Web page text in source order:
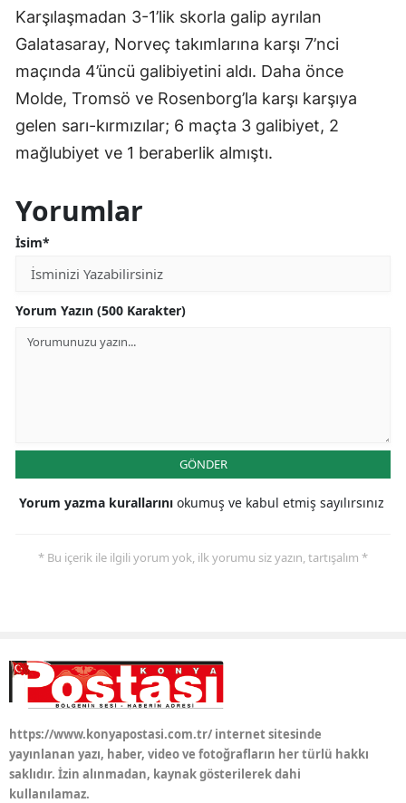
Karşılaşmadan 3-1’lik skorla galip ayrılan
Galatasaray, Norveç takımlarına karşı 7’nci
maçında 4’üncü galibiyetini aldı. Daha önce
Molde, Tromsö ve Rosenborg’la karşı karşıya
gelen sarı-kırmızılar; 6 maçta 3 galibiyet, 2
mağlubiyet ve 1 beraberlik almıştı.
Yorumlar
İsim*
Yorum Yazın (500 Karakter)
GÖNDER
Yorum yazma kurallarını okumuş ve kabul etmiş sayılırsınız
* Bu içerik ile ilgili yorum yok, ilk yorumu siz yazın, tartışalım *
https://www.konyapostasi.com.tr/ internet sitesinde
yayınlanan yazı, haber, video ve fotoğrafların her türlü hakkı
saklıdır. İzin alınmadan, kaynak gösterilerek dahi
kullanılamaz.